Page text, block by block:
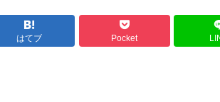
はてブ Pocket